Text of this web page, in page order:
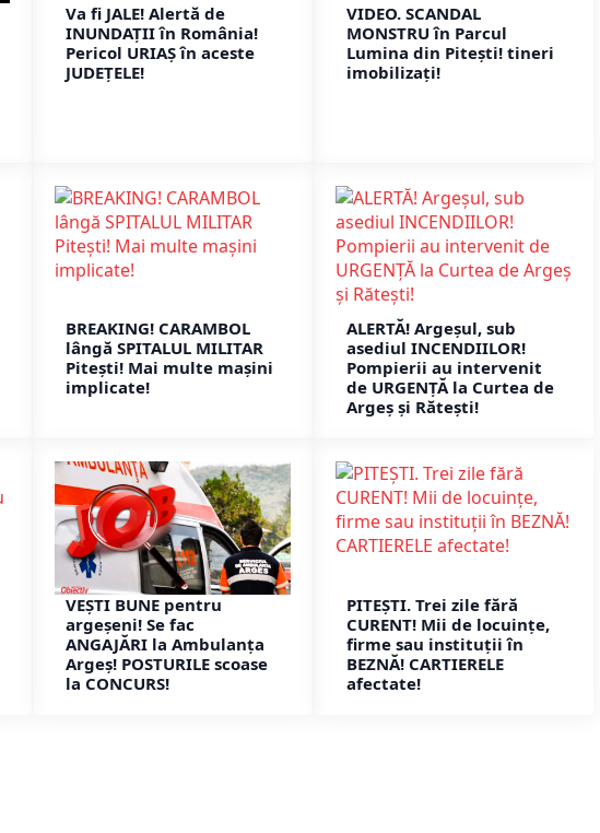
Va fi JALE! Alertă de
INUNDAȚII în România!
Pericol URIAȘ în aceste
JUDEȚELE!
VIDEO. SCANDAL
MONSTRU în Parcul
Lumina din Pitești! tineri
imobilizați!
BREAKING! CARAMBOL
lângă SPITALUL MILITAR
Pitești! Mai multe mașini
implicate!
ALERTĂ! Argeșul, sub
asediul INCENDIILOR!
Pompierii au intervenit
de URGENȚĂ la Curtea de
Argeș și Rătești!
VEȘTI BUNE pentru
argeșeni! Se fac
ANGAJĂRI la Ambulanța
Argeș! POSTURILE scoase
la CONCURS!
PITEȘTI. Trei zile fără
CURENT! Mii de locuințe,
firme sau instituții în
BEZNĂ! CARTIERELE
afectate!